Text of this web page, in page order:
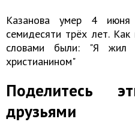
Казанова умер 4
семидесяти трёх лет.
словами были: "Я
христианином"
Поделитесь
друзьями